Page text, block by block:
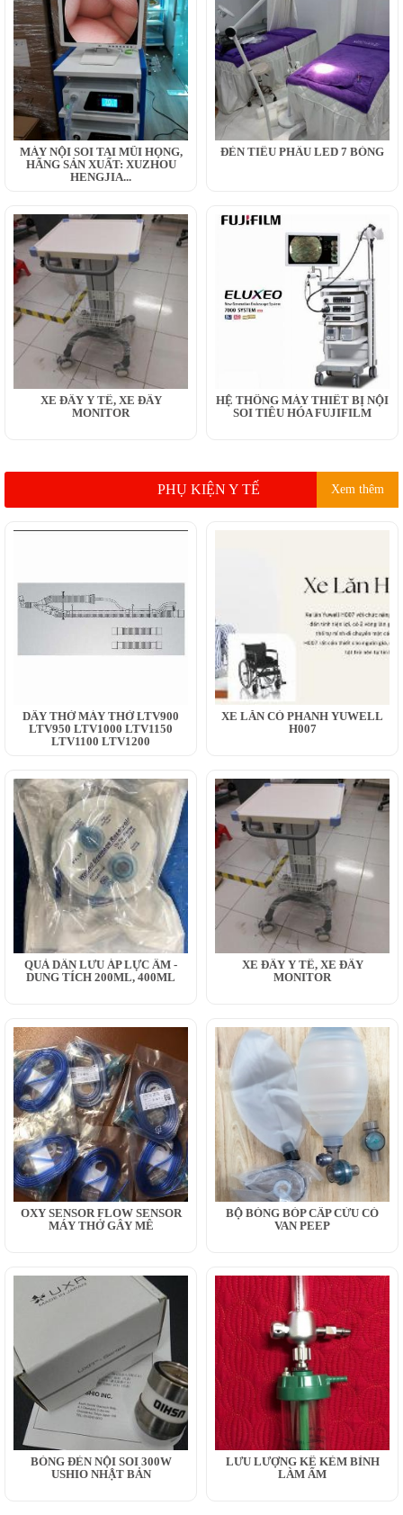
MÁY NỘI SOI TAI MŨI HỌNG,
HÃNG SẢN XUẤT: XUZHOU
HENGJIA...
ĐÈN TIỂU PHẪU LED 7 BÓNG
XE ĐẨY Y TẾ, XE ĐẨY
MONITOR
HỆ THỐNG MÁY THIẾT BỊ NỘI
SOI TIÊU HÓA FUJIFILM
PHỤ KIỆN Y TẾ Xem thêm
DÂY THỞ MÁY THỞ LTV900
LTV950 LTV1000 LTV1150
LTV1100 LTV1200
XE LĂN CÓ PHANH YUWELL
H007
QUẢ DẪN LƯU ÁP LỰC ÂM -
DUNG TÍCH 200ML, 400ML
XE ĐẨY Y TẾ, XE ĐẨY
MONITOR
OXY SENSOR FLOW SENSOR
MÁY THỞ GÂY MÊ
BỘ BÓNG BÓP CẤP CỨU CÓ
VAN PEEP
BÓNG ĐÈN NỘI SOI 300W
USHIO NHẬT BẢN
LƯU LƯỢNG KẾ KÈM BÌNH
LÀM ẨM